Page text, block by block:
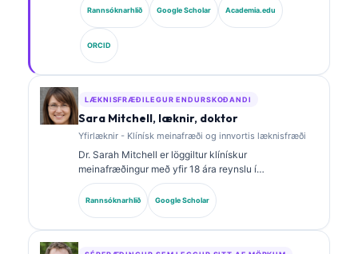
með aðstoð gervigreindar. Sem læknisforstjóri hjá
Kantesti AI hefur hann klínískt eftirlit með
læknisfræðilegri nákvæmni sérhannaðs taugakerfis.
Dr. Klein hefur birt greinar um túlkun lífmerkja og
rannsóknarstofugreiningar.
Rannsóknarhlið Google Scholar Academia.edu
ORCID
LÆKNISFRÆÐILEGUR ENDURSKOÐANDI
Sara Mitchell, læknir, doktor
Yfirlæknir - Klínísk meinafræði og innvortis læknisfræði
Dr. Sarah Mitchell er löggiltur klínískur
meinafræðingur með yfir 18 ára reynslu í
rannsóknarstofulækningum og greiningargreiningu.
Hún er með sérsviðsvottanir í klínískri efnafræði og
hefur birt mikið um lífmerkjasnið og
Rannsóknarhlið Google Scholar